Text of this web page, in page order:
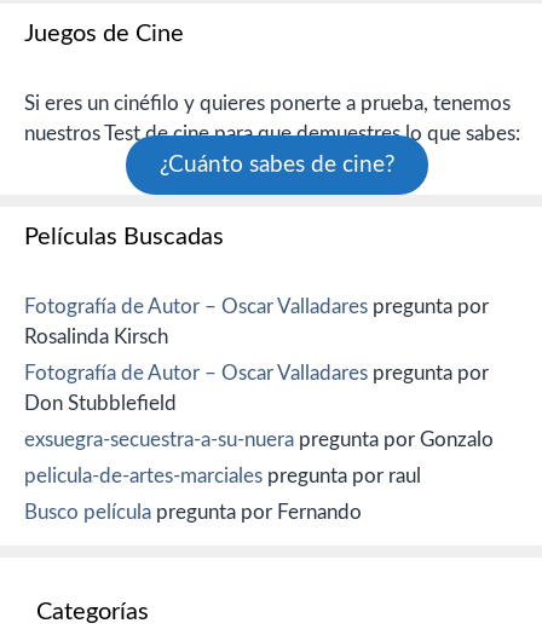
Juegos de Cine
Si eres un cinéfilo y quieres ponerte a prueba, tenemos
nuestros Test de cine para que demuestres lo que sabes:
¿Cuánto sabes de cine?
Películas Buscadas
Fotografía de Autor – Oscar Valladares pregunta por
Rosalinda Kirsch
Fotografía de Autor – Oscar Valladares pregunta por
Don Stubblefield
exsuegra-secuestra-a-su-nuera pregunta por Gonzalo
pelicula-de-artes-marciales pregunta por raul
Busco película pregunta por Fernando
Categorías